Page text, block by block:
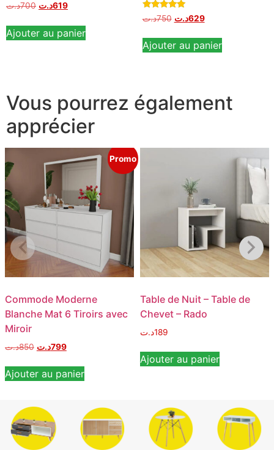
700د.ت 619د.ت
Ajouter au panier
Note
5.00
750د.ت 629د.ت
Ajouter au panier
Vous pourrez également
apprécier
Promo
Commode Moderne
Blanche Mat 6 Tiroirs avec
Miroir
850د.ت 799د.ت
Ajouter au panier
Table de Nuit – Table de
Chevet – Rado
189د.ت
Ajouter au panier